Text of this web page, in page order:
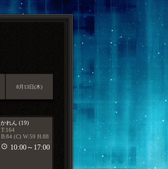
8月13日(木)
かれん (19)
T:164
B:84 (C) W:59 H:88
10:00～17:00